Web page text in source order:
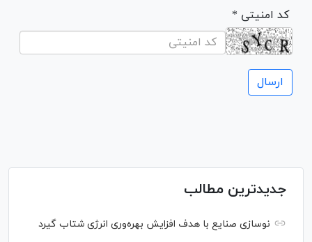
* کد امنیتی
جدیدترین مطالب
نوسازی صنایع با هدف افزایش بهره‌وری انرژی شتاب گیرد